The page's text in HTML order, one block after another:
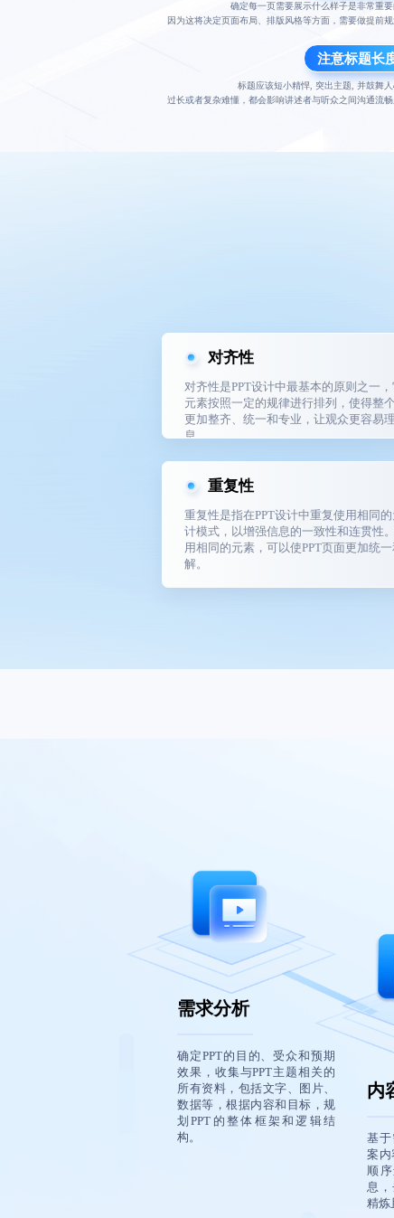
确定每一页需要展示什么样子是非常重要
因为这将决定页面布局、排版风格等方面，需要做提前规
注意标题长
标题应该短小精悍, 突出主题, 并鼓舞人
过长或者复杂难懂，都会影响讲述者与听众之间沟通流畅
对齐性
对齐性是PPT设计中最基本的原则之一
元素按照一定的规律进行排列，使得整
更加整齐、统一和专业，让观众更容易
息。
重复性
重复性是指在PPT设计中重复使用相同
计模式，以增强信息的一致性和连贯性
用相同的元素，可以使PPT页面更加统
解。
需求分析
确定PPT的目的、受众和预期
效果，收集与PPT主题相关的
所有资料，包括文字、图片、
数据等，根据内容和目标，规
划PPT的整体框架和逻辑结
构。
内
基于
案内
顺
息
精炼